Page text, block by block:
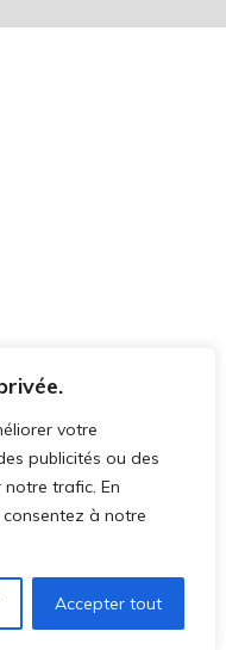
votre
publicités ou des
trafic. En
à notre
Accepter tout